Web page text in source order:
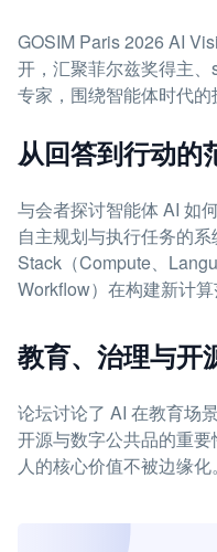
GOSIM Paris 2026 AI
开，汇聚菲尔兹奖得主
专家，围绕智能体时代的
从回答到行动的
与会者探讨智能体 AI 如
自主规划与执行任务的
Stack（Compute、
Workflow）在构建新计算
教育、治理与开
论坛讨论了 AI 在教育场
开源与数字公共品的重
人的核心价值不被边缘化。